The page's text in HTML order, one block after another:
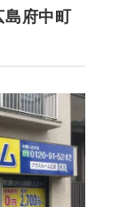
府中町